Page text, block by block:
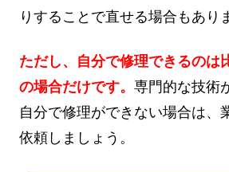
りすることで直せる場合もあり
ただし、自分で修理できるのは
の場合だけです。 専門的な技術
自分で修理ができない場合は、
依頼しましょう。